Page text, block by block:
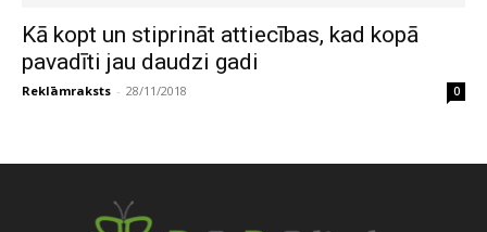
Kā kopt un stiprināt attiecības, kad kopā
pavadīti jau daudzi gadi
Reklāmraksts - 28/11/2018 0